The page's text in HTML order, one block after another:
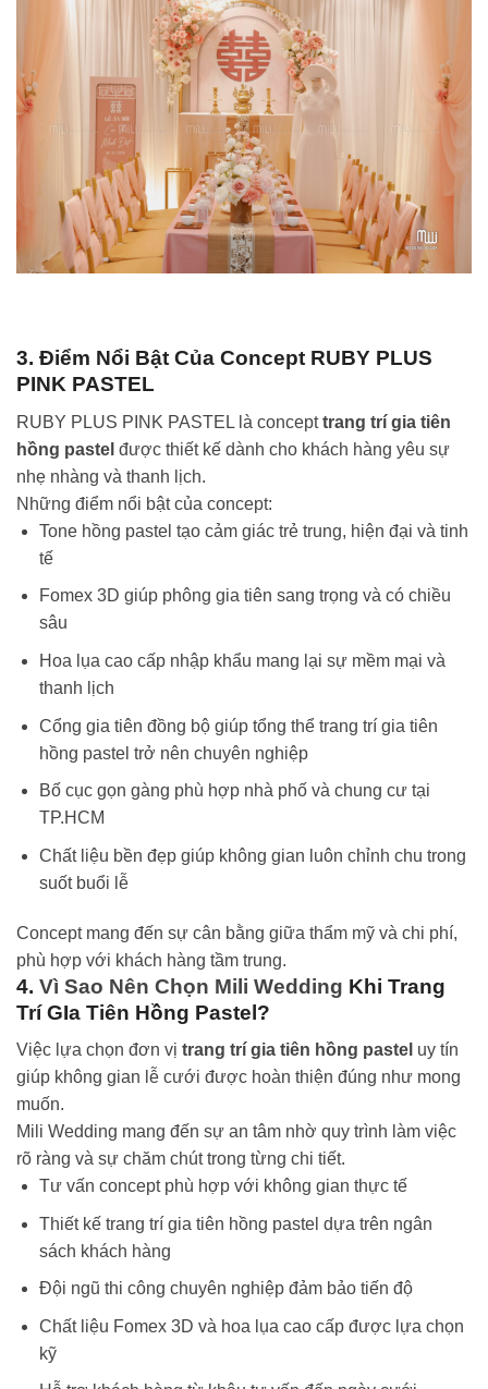
3. Điểm Nổi Bật Của Concept RUBY PLUS
PINK PASTEL
RUBY PLUS PINK PASTEL là concepttrang trí gia tiên
hồng pastel được thiết kế dành cho khách hàng yêu sự
nhẹ nhàng và thanh lịch.
Những điểm nổi bật của concept:
Tone hồng pastel tạo cảm giác trẻ trung, hiện đại và tinh
tế
Fomex 3D giúp phông gia tiên sang trọng và có chiều
sâu
Hoa lụa cao cấp nhập khẩu mang lại sự mềm mại và
thanh lịch
Cổng gia tiên đồng bộ giúp tổng thể trang trí gia tiên
hồng pastel trở nên chuyên nghiệp
Bố cục gọn gàng phù hợp nhà phố và chung cư tại
TP.HCM
Chất liệu bền đẹp giúp không gian luôn chỉnh chu trong
suốt buổi lễ
Concept mang đến sự cân bằng giữa thẩm mỹ và chi phí,
phù hợp với khách hàng tầm trung.
4. Vì Sao Nên Chọn Mili Wedding Khi Trang
Trí GIa Tiên Hồng Pastel?
Việc lựa chọn đơn vị trang trí gia tiên hồng pastel uy tín
giúp không gian lễ cưới được hoàn thiện đúng như mong
muốn.
Mili Wedding mang đến sự an tâm nhờ quy trình làm việc
rõ ràng và sự chăm chút trong từng chi tiết.
Tư vấn concept phù hợp với không gian thực tế
Thiết kế trang trí gia tiên hồng pastel dựa trên ngân
sách khách hàng
Đội ngũ thi công chuyên nghiệp đảm bảo tiến độ
Chất liệu Fomex 3D và hoa lụa cao cấp được lựa chọn
kỹ